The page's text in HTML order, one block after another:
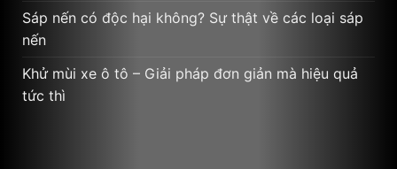
Sáp nến có độc hại không? Sự thật về các loại sáp
nến
Khử mùi xe ô tô – Giải pháp đơn giản mà hiệu quả
tức thì